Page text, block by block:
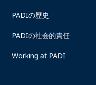
PADIの歴史
PADIの社会的責任
Working at PADI